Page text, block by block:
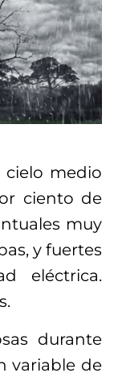
cielo medio
ciento de
muy
y fuertes
eléctrica.
durante
variable de